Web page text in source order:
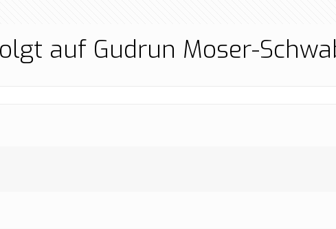
auf Gudrun Moser-